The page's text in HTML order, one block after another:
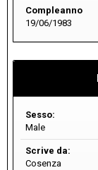
Compleanno
19/06/1983
Sesso:
Male
Scrive da:
Cosenza